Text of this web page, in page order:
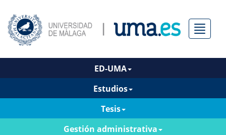
Menú
ED-UMA
Estudios
Tesis
Gestión administrativa